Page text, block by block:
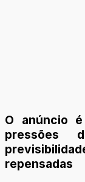
O anúncio
pressões
repensadas